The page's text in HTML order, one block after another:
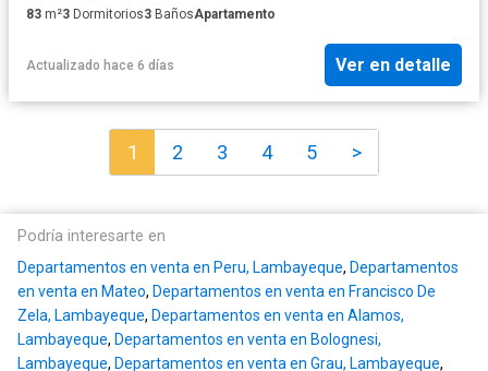
83 m²3 Dormitorios3 BañosApartamento
Actualizado hace 6 días Ver en detalle
1 2 3 4 5 >
Podría interesarte en
Departamentos en venta en Peru, Lambayeque, Departamentos
en venta en Mateo, Departamentos en venta en Francisco De
Zela, Lambayeque, Departamentos en venta en Alamos,
Lambayeque, Departamentos en venta en Bolognesi,
Lambayeque, Departamentos en venta en Grau, Lambayeque,